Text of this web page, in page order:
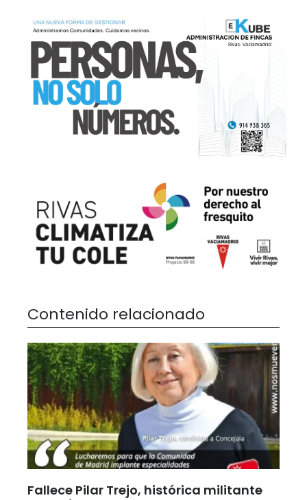
Contenido relacionado
Fallece Pilar Trejo, histórica militante